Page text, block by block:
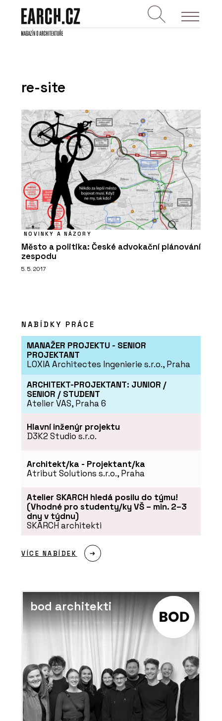
re-site
NOVINKY A NÁZORY
Město a politika: České advokační plánování
zespodu
5. 5. 2017
NABÍDKY PRÁCE
MANAŽER PROJEKTU - SENIOR
PROJEKTANT
LOXIA Architectes Ingenierie s.r.o., Praha
ARCHITEKT-PROJEKTANT: JUNIOR /
SENIOR / STUDENT
Atelier VAS, Praha 6
Hlavní inženýr projektu
D3K2 Studio s.r.o.
Architekt/ka - Projektant/ka
Atribut Solutions s.r.o., Praha
Atelier SKARCH hledá posilu do týmu!
(Vhodné pro studenty/ky VŠ – min. 2–3
dny v týdnu)
SKARCH architekti
VÍCE NABÍDEK
bod architekti